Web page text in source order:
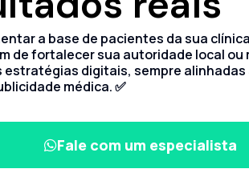
a base de pacientes da sua
de fortalecer sua autoridade local ou
estratégias digitais, sempre alinhadas
médica. ✅
Fale com um especialista